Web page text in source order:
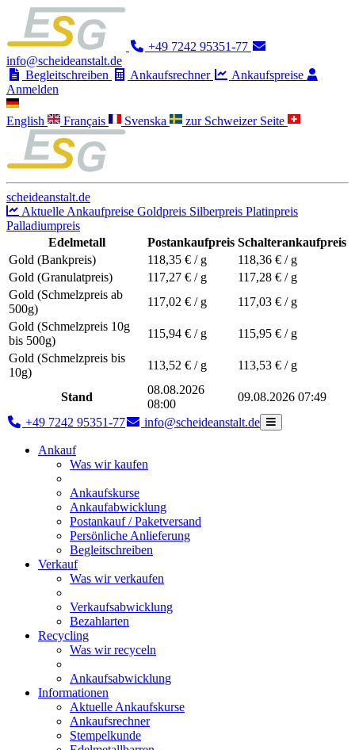
+49 7242 95351-77
info@scheideanstalt.de
Begleitschreiben
Ankaufsrechner
Ankaufspreise
Anmelden
English Français Svenska zur Schweizer Seite
scheideanstalt.de
Aktuelle Ankaufpreise Goldpreis Silberpreis Platinpreis
Palladiumpreis
Edelmetall
Postankaufpreis Schalterankaufpreis
Gold (Bankpreis)
118,35 € / g 118,36 € / g
Gold (Granulatpreis)
117,27 € / g 117,28 € / g
Gold (Schmelzpreis ab
500g)
117,02 € / g 117,03 € / g
Gold (Schmelzpreis 10g
bis 500g)
115,94 € / g 115,95 € / g
Gold (Schmelzpreis bis
10g)
113,52 € / g 113,53 € / g
Stand
08.08.2026
08:00
09.08.2026 07:49
+49 7242 95351-77 info@scheideanstalt.de
Ankauf
Was wir kaufen
Ankaufskurse
Ankaufabwicklung
Postankauf / Paketversand
Persönliche Anlieferung
Begleitschreiben
Verkauf
Was wir verkaufen
Verkaufsabwicklung
Bezahlarten
Recycling
Was wir recyceln
Ankaufsabwicklung
Informationen
Aktuelle Ankaufskurse
Ankaufsrechner
Stempelkunde